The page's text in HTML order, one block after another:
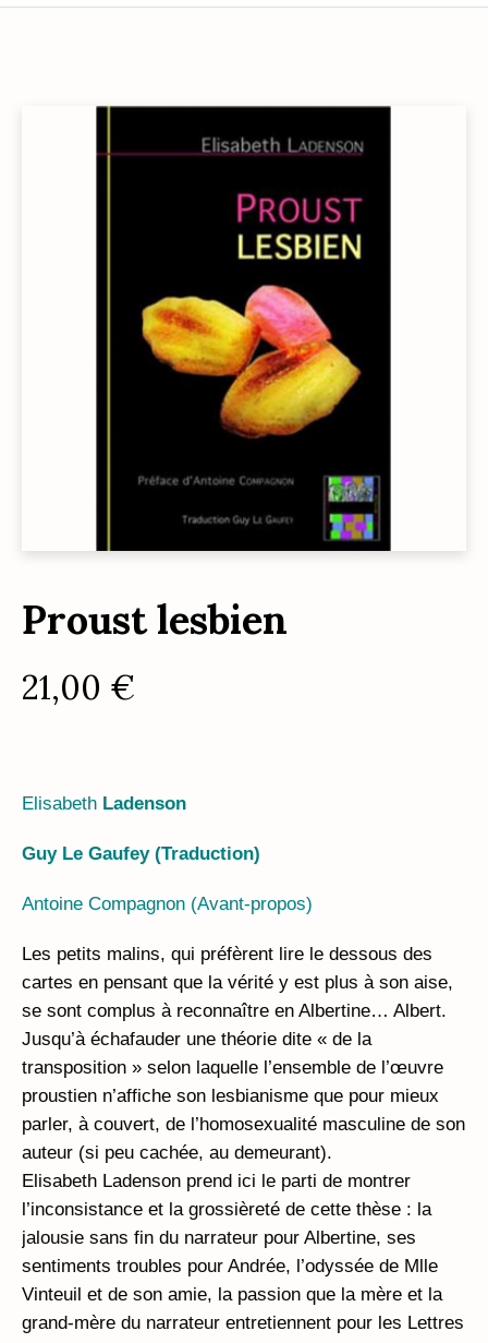
Proust lesbien
21,00 €
Elisabeth Ladenson
Guy Le Gaufey (Traduction)
Antoine Compagnon (Avant-propos)
Les petits malins, qui préfèrent lire le dessous des
cartes en pensant que la vérité y est plus à son aise,
se sont complus à reconnaître en Albertine… Albert.
Jusqu’à échafauder une théorie dite « de la
transposition » selon laquelle l’ensemble de l’œuvre
proustien n’affiche son lesbianisme que pour mieux
parler, à couvert, de l’homosexualité masculine de son
auteur (si peu cachée, au demeurant).
Elisabeth Ladenson prend ici le parti de montrer
l’inconsistance et la grossièreté de cette thèse : la
jalousie sans fin du narrateur pour Albertine, ses
sentiments troubles pour Andrée, l’odyssée de Mlle
Vinteuil et de son amie, la passion que la mère et la
grand-mère du narrateur entretiennent pour les Lettres